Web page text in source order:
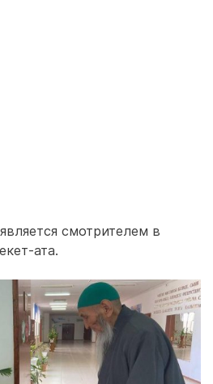
смотрителем в
ата.